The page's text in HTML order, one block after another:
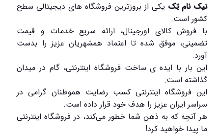
نیک نام تِک یکی از بروزترین فروشگاه های دیجیتالی سطح
کشور است.
با فروش کالای اورجینال، ارائه سریع خدمات و قیمت
تضمینی، موفق شده تا اعتماد همشهریان عزیز را بدست
آورد.
این بار با ایده ی ساخت فروشگاه اینترنتی، گام در میدان
گذاشته است.
این فروشگاه اینترنتی کسب رضایت هموطنان گرامی در
سراسر ایران عزیز را هدف خود قرار داده است.
هر آنچه که به ذهن شما خطور می‌کند، در فروشگاه اینترنتی
ما پیدا خواهید کرد!